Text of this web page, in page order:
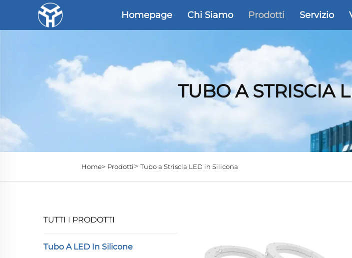
Homepage Chi Siamo Prodotti Servizio
TUBO A STRISCIA
Home> Prodotti> Tubo a Striscia LED in Silicona
TUTTI I PRODOTTI
Tubo A LED In Silicone